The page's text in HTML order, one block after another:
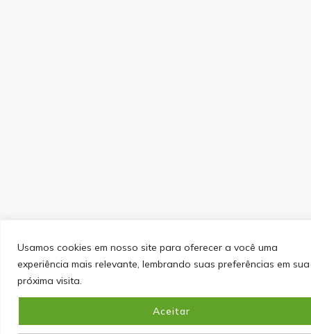
Usamos cookies em nosso site para oferecer a você uma
experiência mais relevante, lembrando suas preferências em sua
próxima visita.
Aceitar